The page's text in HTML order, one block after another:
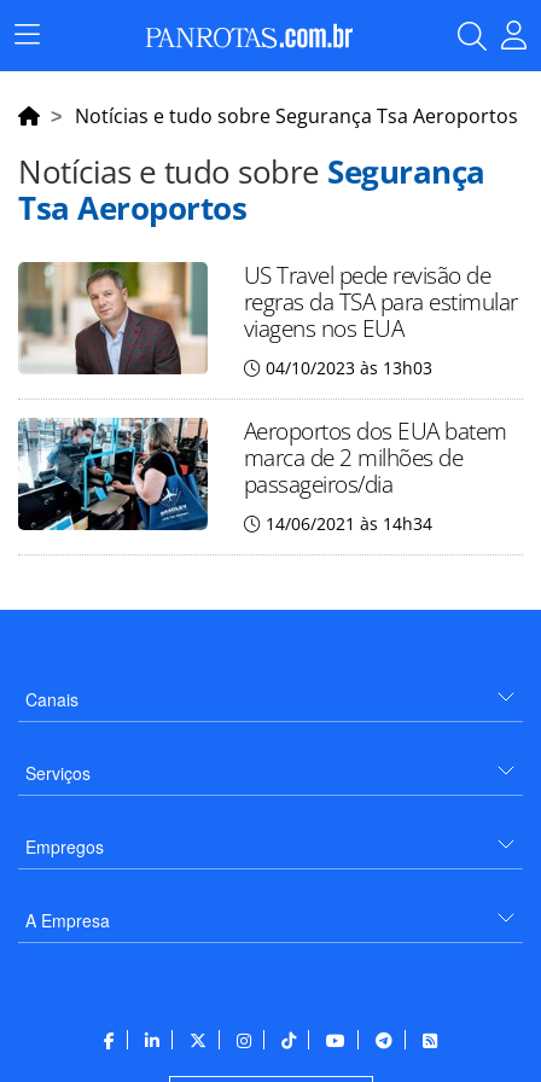
Menu
Principal
Notícias e tudo sobre Segurança Tsa Aeroportos
Notícias e tudo sobre Segurança
Tsa Aeroportos
US Travel pede revisão de
regras da TSA para estimular
viagens nos EUA
04/10/2023 às 13h03
Aeroportos dos EUA batem
marca de 2 milhões de
passageiros/dia
14/06/2021 às 14h34
Canais
Serviços
Empregos
A Empresa